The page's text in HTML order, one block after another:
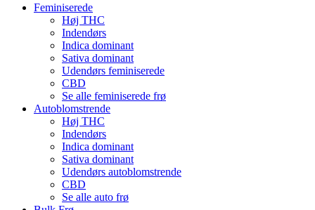
Feminiserede
Høj THC
Indendørs
Indica dominant
Sativa dominant
Udendørs feminiserede
CBD
Se alle feminiserede frø
Autoblomstrende
Høj THC
Indendørs
Indica dominant
Sativa dominant
Udendørs autoblomstrende
CBD
Se alle auto frø